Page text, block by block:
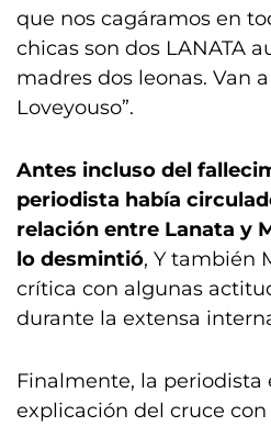
que nos cagáramos en
chicas son dos LANATA
madres dos leonas. Van
Loveyouso”.
Antes incluso del
periodista había
relación entre Lanata y
lo desmintió, Y también
crítica con algunas
durante la extensa
Finalmente, la periodista
explicación del cruce con